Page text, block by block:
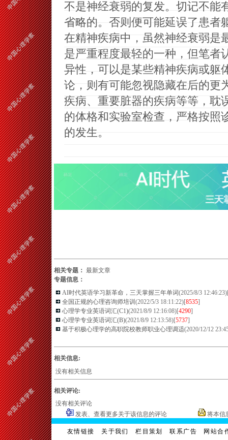
不是神经衰弱的复发。切记不能
省略的。否则便可能延误了患者
在精神疾病中 ， 虽然神经衰弱是
是严重程度最轻的一种 ， 但笔者
异性 ， 可以是某些精神疾病或躯
论 ， 则有可能忽视隐藏在后的更
疾病、重要脏器的疾病等等 ， 耽
的体格和实验室检查 ， 严格按照
的发生。
相关专题： 最新文章
专题信息：
AI时代英语学习新革命，三天掌握三年单词(2025/8/3
全国正规的心理咨询师培训 (2022/5/3 18:11:22)[8535]
心理学专业英语词汇(C1)(2021/8/9 12:16:08)[4290]
心理学专业英语词汇(B)(2021/8/9 12:13:58)[5737]
基于积极心理学的高职院校教师职业心理调适(2020/12/12
相关信息:
没有相关信息
相关评论:
没有相关评论
发表、查看更多关于该信息的评论
将本信
友情链接 关于我们 栏目策划 联系广告 网站合